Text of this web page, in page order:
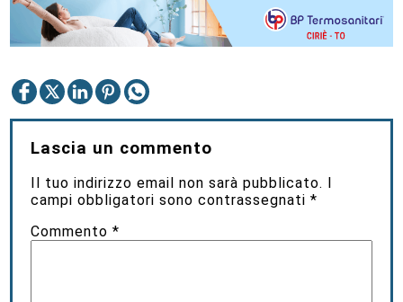
Lascia un commento
Il tuo indirizzo email non sarà pubblicato.
campi obbligatori sono contrassegnati*
Commento*